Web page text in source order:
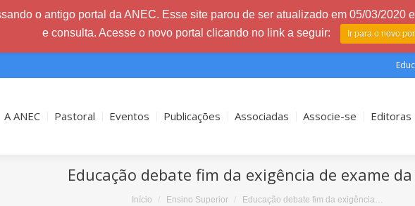
A ANEC Pastoral Eventos Publicações Associadas Associe-se Editoras
Educação debate fim da exigência de exame da
Início Ensino Superior Educação debate fim da exigência…
o antigo portal da ANEC. Esse site parou de ser atualizado em 05/03/2020
e consulta. Acesse o novo portal clicando no link a seguir:
Ir para o novo